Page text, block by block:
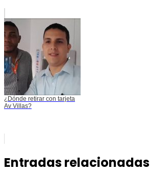
¿Dónde retirar con tarjeta
Av Villas?
Entradas relacionadas